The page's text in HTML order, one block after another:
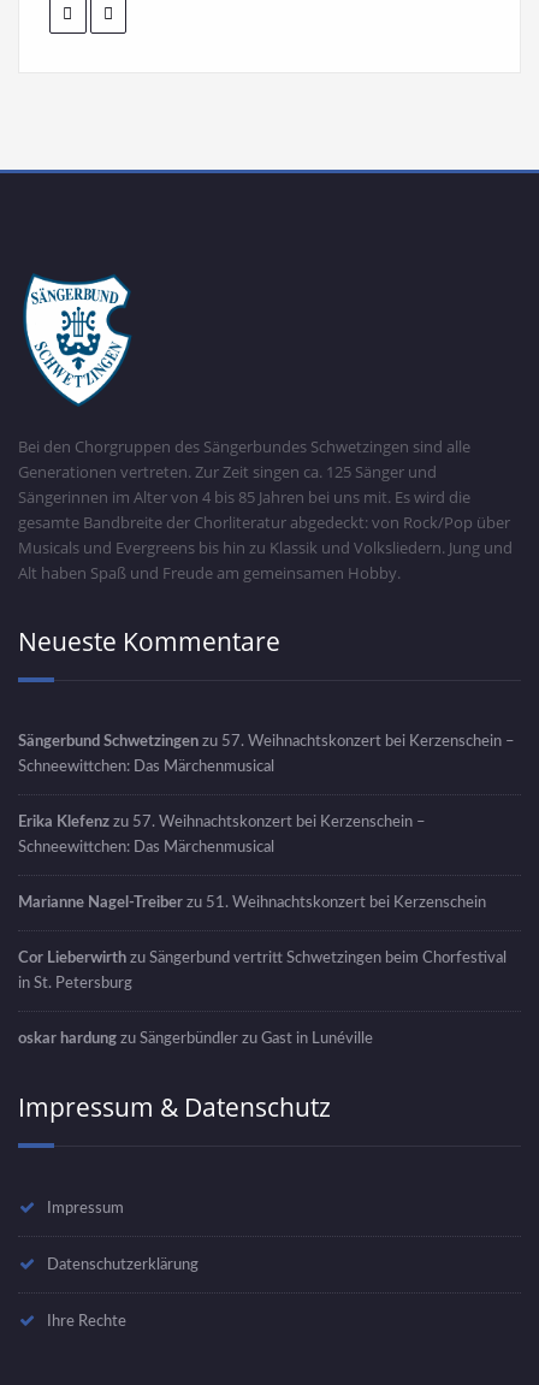
Bei den Chorgruppen des Sängerbundes Schwetzingen sind alle
Generationen vertreten. Zur Zeit singen ca. 125 Sänger und
Sängerinnen im Alter von 4 bis 85 Jahren bei uns mit. Es wird die
gesamte Bandbreite der Chorliteratur abgedeckt: von Rock/Pop über
Musicals und Evergreens bis hin zu Klassik und Volksliedern. Jung und
Alt haben Spaß und Freude am gemeinsamen Hobby.
Neueste Kommentare
Sängerbund Schwetzingen zu 57. Weihnachtskonzert bei Kerzenschein –
Schneewittchen: Das Märchenmusical
Erika Klefenz zu 57. Weihnachtskonzert bei Kerzenschein –
Schneewittchen: Das Märchenmusical
Marianne Nagel-Treiber zu 51. Weihnachtskonzert bei Kerzenschein
Cor Lieberwirth zu Sängerbund vertritt Schwetzingen beim Chorfestival
in St. Petersburg
oskar hardung zu Sängerbündler zu Gast in Lunéville
Impressum & Datenschutz
Impressum
Datenschutzerklärung
Ihre Rechte